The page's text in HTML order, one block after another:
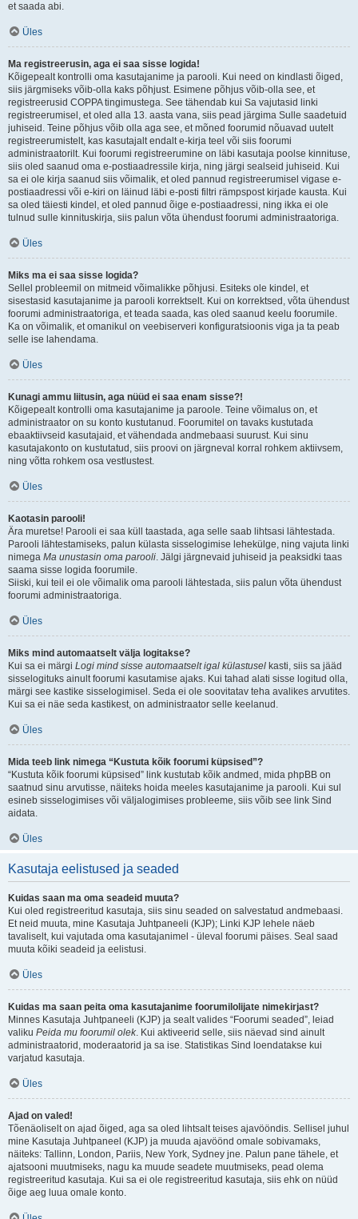
et saada abi.
Üles
Ma registreerusin, aga ei saa sisse logida!
Kõigepealt kontrolli oma kasutajanime ja parooli. Kui need on kindlasti õiged,
siis järgmiseks võib-olla kaks põhjust. Esimene põhjus võib-olla see, et
registreerusid COPPA tingimustega. See tähendab kui Sa vajutasid linki
registreerumisel, et oled alla 13. aasta vana, siis pead järgima Sulle saadetuid
juhiseid. Teine põhjus võib olla aga see, et mõned foorumid nõuavad uutelt
registreerumistelt, kas kasutajalt endalt e-kirja teel või siis foorumi
administraatorilt. Kui foorumi registreerumine on läbi kasutaja poolse kinnituse,
siis oled saanud oma e-postiaadressile kirja, ning järgi sealseid juhiseid. Kui
sa ei ole kirja saanud siis võimalik, et oled pannud registreerumisel vigase e-
postiaadressi või e-kiri on läinud läbi e-posti filtri rämpspost kirjade kausta. Kui
sa oled täiesti kindel, et oled pannud õige e-postiaadressi, ning ikka ei ole
tulnud sulle kinnituskirja, siis palun võta ühendust foorumi administraatoriga.
Üles
Miks ma ei saa sisse logida?
Sellel probleemil on mitmeid võimalikke põhjusi. Esiteks ole kindel, et
sisestasid kasutajanime ja parooli korrektselt. Kui on korrektsed, võta ühendust
foorumi administraatoriga, et teada saada, kas oled saanud keelu foorumile.
Ka on võimalik, et omanikul on veebiserveri konfiguratsioonis viga ja ta peab
selle ise lahendama.
Üles
Kunagi ammu liitusin, aga nüüd ei saa enam sisse?!
Kõigepealt kontrolli oma kasutajanime ja paroole. Teine võimalus on, et
administraator on su konto kustutanud. Foorumitel on tavaks kustutada
ebaaktiivseid kasutajaid, et vähendada andmebaasi suurust. Kui sinu
kasutajakonto on kustutatud, siis proovi on järgneval korral rohkem aktiivsem,
ning võtta rohkem osa vestlustest.
Üles
Kaotasin parooli!
Ära muretse! Parooli ei saa küll taastada, aga selle saab lihtsasi lähtestada.
Parooli lähtestamiseks, palun külasta sisselogimise lehekülge, ning vajuta linki
nimega Ma unustasin oma parooli. Jälgi järgnevaid juhiseid ja peaksidki taas
saama sisse logida foorumile.
Siiski, kui teil ei ole võimalik oma parooli lähtestada, siis palun võta ühendust
foorumi administraatoriga.
Üles
Miks mind automaatselt välja logitakse?
Kui sa ei märgi Logi mind sisse automaatselt igal külastusel kasti, siis sa jääd
sisselogituks ainult foorumi kasutamise ajaks. Kui tahad alati sisse logitud olla,
märgi see kastike sisselogimisel. Seda ei ole soovitatav teha avalikes arvutites.
Kui sa ei näe seda kastikest, on administraator selle keelanud.
Üles
Mida teeb link nimega “Kustuta kõik foorumi küpsised”?
“Kustuta kõik foorumi küpsised” link kustutab kõik andmed, mida phpBB on
saatnud sinu arvutisse, näiteks hoida meeles kasutajanime ja parooli. Kui sul
esineb sisselogimises või väljalogimises probleeme, siis võib see link Sind
aidata.
Üles
Kasutaja eelistused ja seaded
Kuidas saan ma oma seadeid muuta?
Kui oled registreeritud kasutaja, siis sinu seaded on salvestatud andmebaasi.
Et neid muuta, mine Kasutaja Juhtpaneeli (KJP); Linki KJP lehele näeb
tavaliselt, kui vajutada oma kasutajanimel - üleval foorumi päises. Seal saad
muuta kõiki seadeid ja eelistusi.
Üles
Kuidas ma saan peita oma kasutajanime foorumilolijate nimekirjast?
Minnes Kasutaja Juhtpaneeli (KJP) ja sealt valides “Foorumi seaded”, leiad
valiku Peida mu foorumil olek. Kui aktiveerid selle, siis näevad sind ainult
administraatorid, moderaatorid ja sa ise. Statistikas Sind loendatakse kui
varjatud kasutaja.
Üles
Ajad on valed!
Tõenäoliselt on ajad õiged, aga sa oled lihtsalt teises ajavööndis. Sellisel juhul
mine Kasutaja Juhtpaneel (KJP) ja muuda ajavöönd omale sobivamaks,
näiteks: Tallinn, London, Pariis, New York, Sydney jne. Palun pane tähele, et
ajatsooni muutmiseks, nagu ka muude seadete muutmiseks, pead olema
registreeritud kasutaja. Kui sa ei ole registreeritud kasutaja, siis ehk on nüüd
õige aeg luua omale konto.